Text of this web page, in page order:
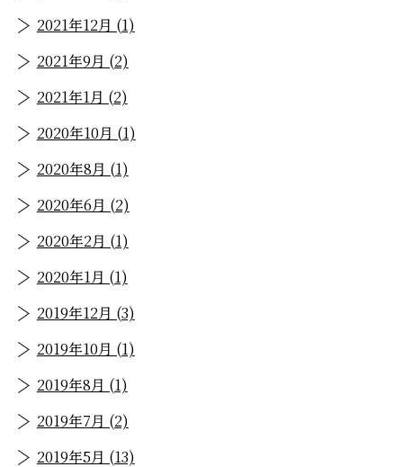
2021年12月 (1)
2021年9月 (2)
2021年1月 (2)
2020年10月 (1)
2020年8月 (1)
2020年6月 (2)
2020年2月 (1)
2020年1月 (1)
2019年12月 (3)
2019年10月 (1)
2019年8月 (1)
2019年7月 (2)
2019年5月 (13)